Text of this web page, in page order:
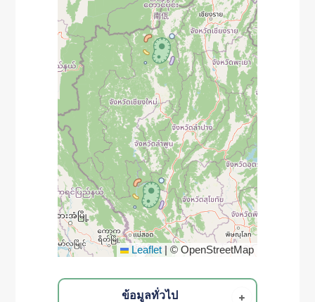
Leaflet © OpenStreetMap
ข้อมูลทั่วไป